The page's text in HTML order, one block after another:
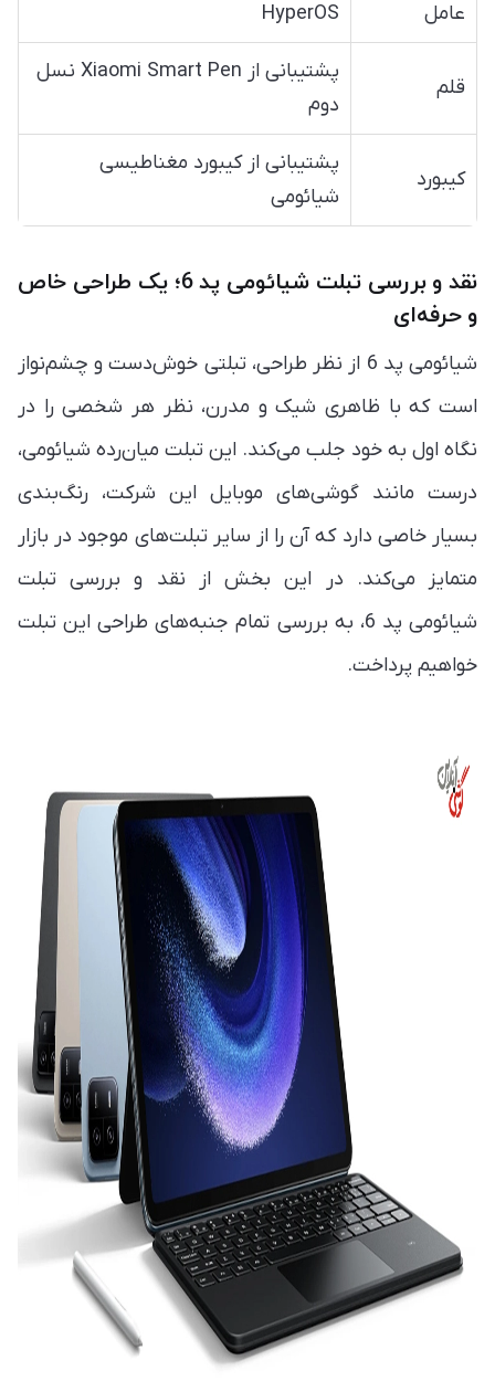
عامل
HyperOS
قلم
پشتیبانی از Xiaomi Smart Pen نسل
دوم
کیبورد
پشتیبانی از کیبورد مغناطیسی
شیائومی
نقد و بررسی تبلت شیائومی پد 6؛ یک طراحی خاص
و حرفه‌ای
شیائومی پد 6 از نظر طراحی، تبلتی خوش‌دست و چشم‌نواز
است که با ظاهری شیک و مدرن، نظر هر شخصی را در
نگاه اول به خود جلب می‌کند. این تبلت میان‌رده شیائومی،
درست مانند گوشی‌های موبایل این شرکت، رنگ‌بندی
بسیار خاصی دارد که آن را از سایر تبلت‌های موجود در بازار
متمایز می‌کند. در این بخش از نقد و بررسی تبلت
شیائومی پد 6، به بررسی تمام جنبه‌های طراحی این تبلت
خواهیم پرداخت.